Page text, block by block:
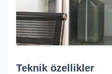
Teknik özellikler